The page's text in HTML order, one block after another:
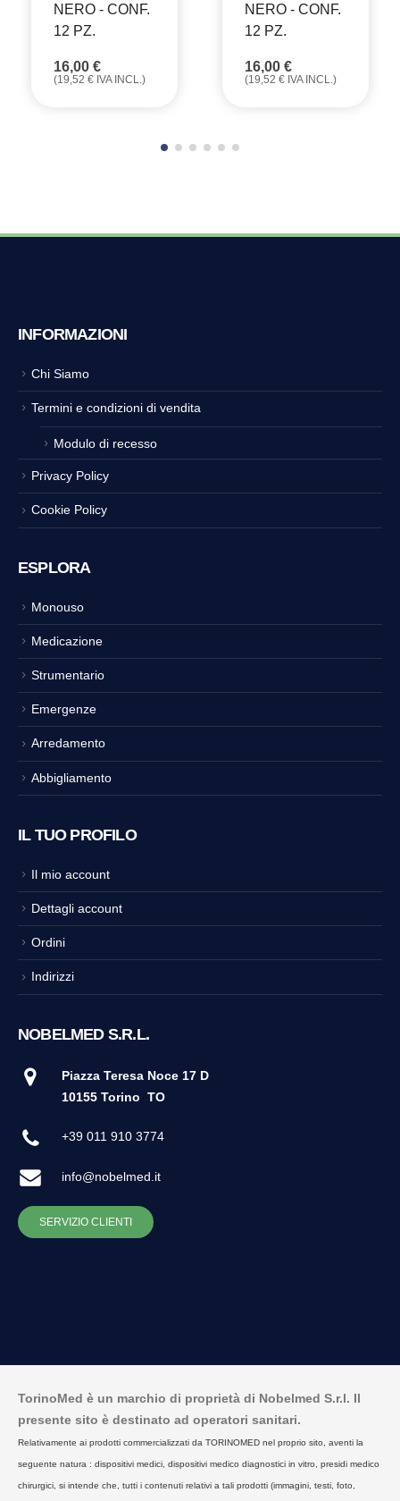
NERO - CONF.
12 PZ.
16,00 €
(19,52 € IVA INCL.)
NERO - CONF.
12 PZ.
16,00 €
(19,52 € IVA INCL.)
INFORMAZIONI
Chi Siamo
Termini e condizioni di vendita
Modulo di recesso
Privacy Policy
Cookie Policy
ESPLORA
Monouso
Medicazione
Strumentario
Emergenze
Arredamento
Abbigliamento
IL TUO PROFILO
Il mio account
Dettagli account
Ordini
Indirizzi
NOBELMED S.R.L.
Piazza Teresa Noce 17 D
10155 Torino TO
+39 011 910 3774
info@nobelmed.it
SERVIZIO CLIENTI
TorinoMed è un marchio di proprietà di Nobelmed S.r.l. Il
presente sito è destinato ad operatori sanitari.
Relativamente ai prodotti commercializzati da TORINOMED nel proprio sito, aventi la
seguente natura : dispositivi medici, dispositivi medico diagnostici in vitro, presidi medico
chirurgici, si intende che, tutti i contenuti relativi a tali prodotti (immagini, testi, foto,